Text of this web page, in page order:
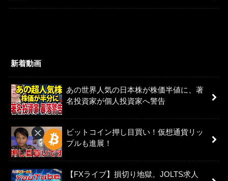
新着動画
あの世界人気の日本株が株価半値に、著
名投資家が個人投資家へ警告
ビットコイン押し目買い！仮想通貨リッ
プルも進展！
【FXライブ】損切り地獄。JOLTS求人